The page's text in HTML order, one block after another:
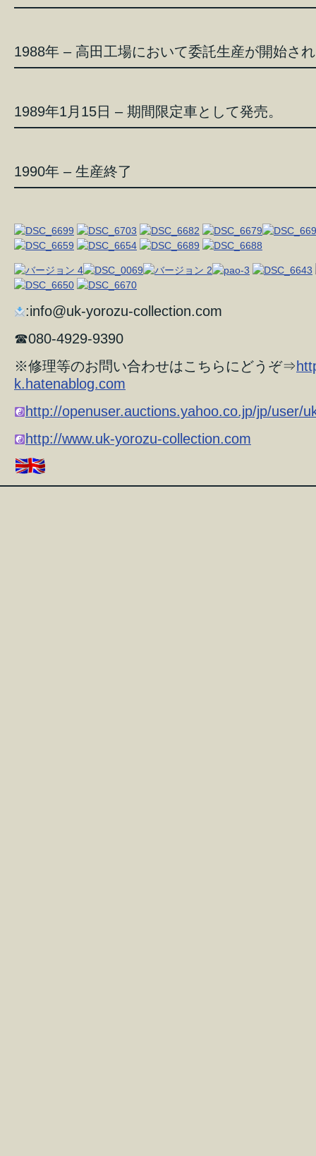
1988年 – 高田工場において委託生産が開始さ
1989年1月15日 – 期間限定車として発売。
1990年 – 生産終了
:info@uk-yorozu-collection.com
☎︎080-4929-9390
※修理等のお問い合わせはこちらにどうぞ⇒
k.hatenablog.com
http://openuser.auctions.yahoo.co.jp/jp/user/
http://www.uk-yorozu-collection.com